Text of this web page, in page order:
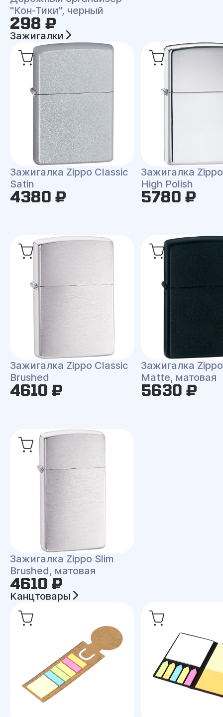
"Кон-Тики", черный
298 ₽
Зажигалки
Зажигалка Zippo Classic
Satin
4380 ₽
Зажигалка
High Polish
5780 ₽
Зажигалка Zippo Classic
Brushed
4610 ₽
Зажигалка
Matte, матовая
5630 ₽
Зажигалка Zippo Slim
Brushed, матовая
4610 ₽
Канцтовары